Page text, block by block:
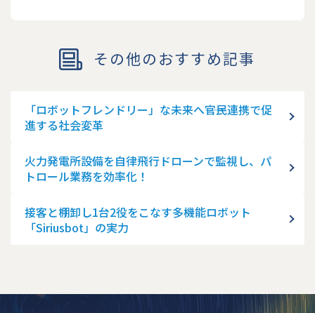
その他のおすすめ記事
「ロボットフレンドリー」な未来へ――官民連携で促
進する社会変革
火力発電所設備を自律飛行ドローンで監視し、パ
トロール業務を効率化！
接客と棚卸し1台2役をこなす多機能ロボット
「Siriusbot」の実力